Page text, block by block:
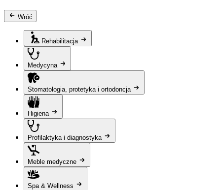
Wróć
Rehabilitacja
Medycyna
Stomatologia, protetyka i ortodoncja
Higiena
Profilaktyka i diagnostyka
Meble medyczne
Spa & Wellness